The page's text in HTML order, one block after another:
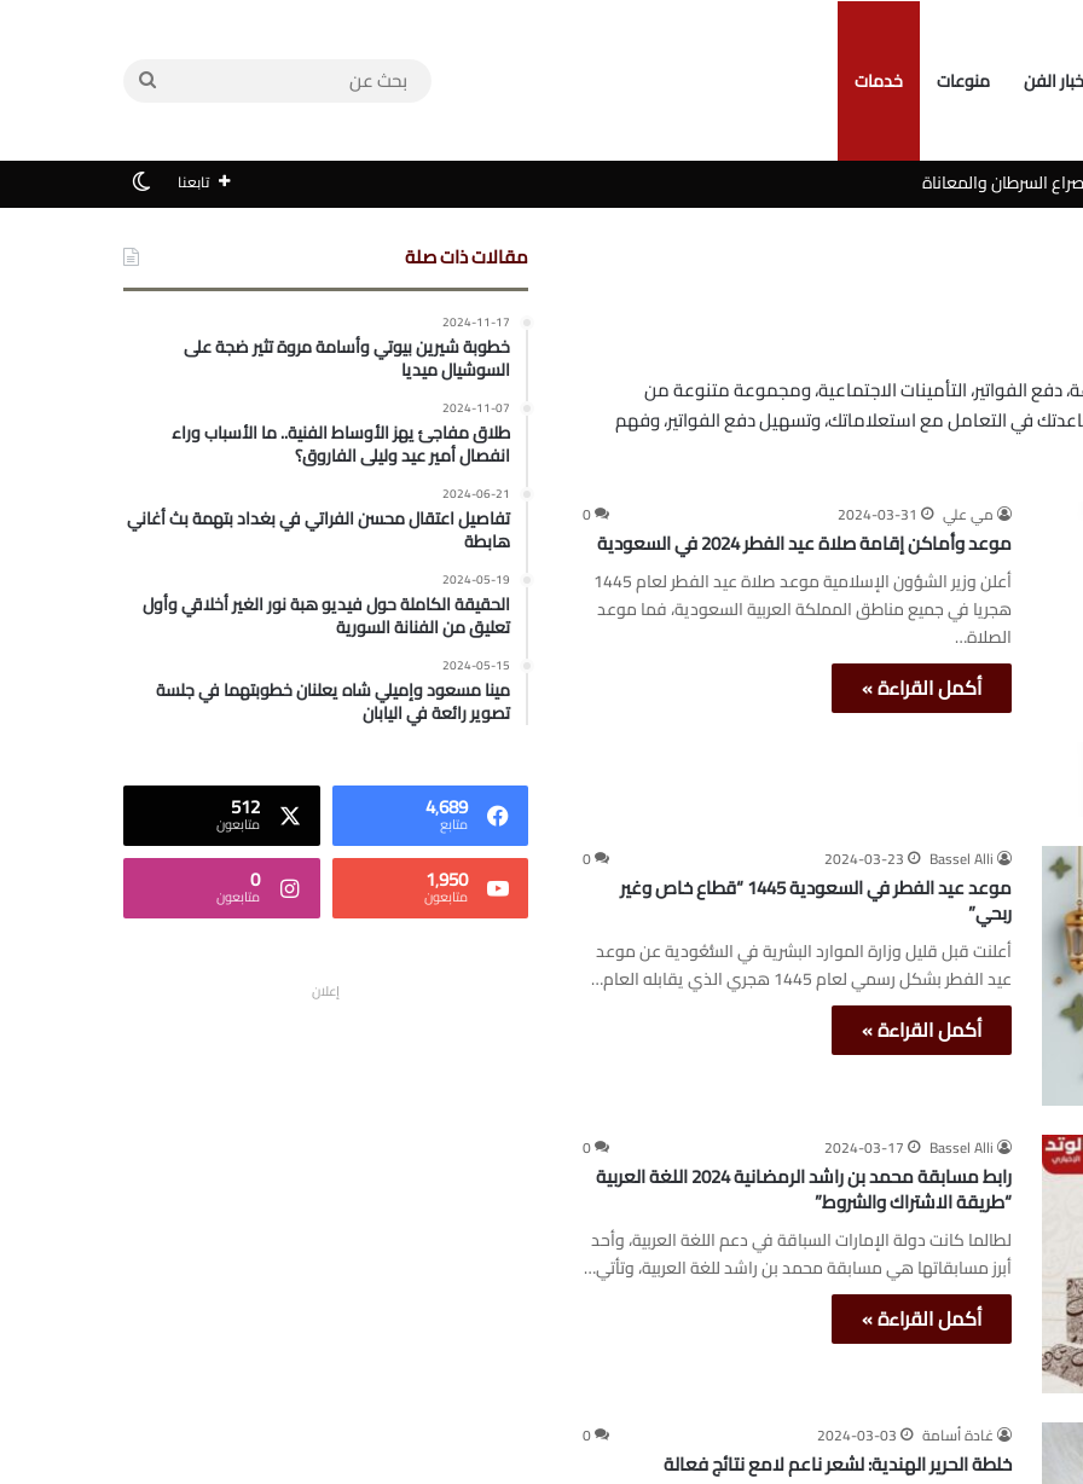
الفن منوعات خدمات
ميديا تابعنا
الفواتير، التأمينات الاجتماعية، ومجموعة متنوعة من
في التعامل مع استعلاماتك، وتسهيل دفع الفواتير، وفهم
مي علي 2024-03-31
0
موعد وأماكن إقامة صلاة عيد الفطر 2024 في السعودية
أعلن وزير الشؤون الإسلامية موعد صلاة عيد الفطر لعام 1445
هجريا في جميع مناطق المملكة العربية السعودية، فما موعد
الصلاة…
أكمل القراءة »
Bassel Alli
2024-03-23
0
موعد عيد الفطر في السعودية 1445 “قطاع خاص وغير
ربحي”
أعلنت قبل قليل وزارة الموارد البشرية في السُّعُودية عن موعد
عيد الفطر بشكل رسمي لعام 1445 هجري الذي يقابله العام…
أكمل القراءة »
Bassel Alli
2024-03-17
0
رابط مسابقة محمد بن راشد الرمضانية 2024 اللغة العربية
“طريقة الاشتراك والشروط”
لطالما كانت دولة الإمارات السباقة في دعم اللغة العربية، وأحد
أبرز مسابقاتها هي مسابقة محمد بن راشد للغة العربية، وتأتي…
أكمل القراءة »
غادة أسامة 2024-03-03
0
خلطة الحرير الهندية: لشعر ناعم لامع نتائج فعالة
مقالات ذات صلة
2024-11-17
خطوبة شيرين بيوتي وأسامة مروة تثير ضجة على
السوشيال ميديا
2024-11-07
طلاق مفاجئ يهز الأوساط الفنية.. ما الأسباب وراء
انفصال أمير عيد وليلى الفاروق؟
2024-06-21
تفاصيل اعتقال محسن الفراتي في بغداد بتهمة بث أغاني
هابطة
2024-05-19
الحقيقة الكاملة حول فيديو هبة نور الغير أخلاقي وأول
تعليق من الفنانة السورية
2024-05-15
مينا مسعود وإميلي شاه يعلنان خطوبتهما في جلسة
تصوير رائعة في اليابان
4٬689
متابع 512
متابعون
1٬950
متابعون 0
متابعون
إعلان